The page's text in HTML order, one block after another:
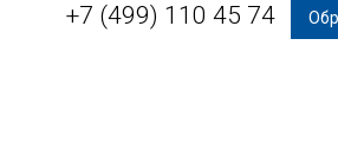
+7 (499) 110 45 74